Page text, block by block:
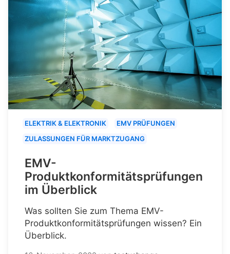
ELEKTRIK & ELEKTRONIK
EMV PRÜFUNGEN
ZULASSUNGEN FÜR MARKTZUGANG
EMV-
Produktkonformitätsprüfungen
im Überblick
Was sollten Sie zum Thema EMV-
Produktkonformitätsprüfungen wissen? Ein
Überblick.